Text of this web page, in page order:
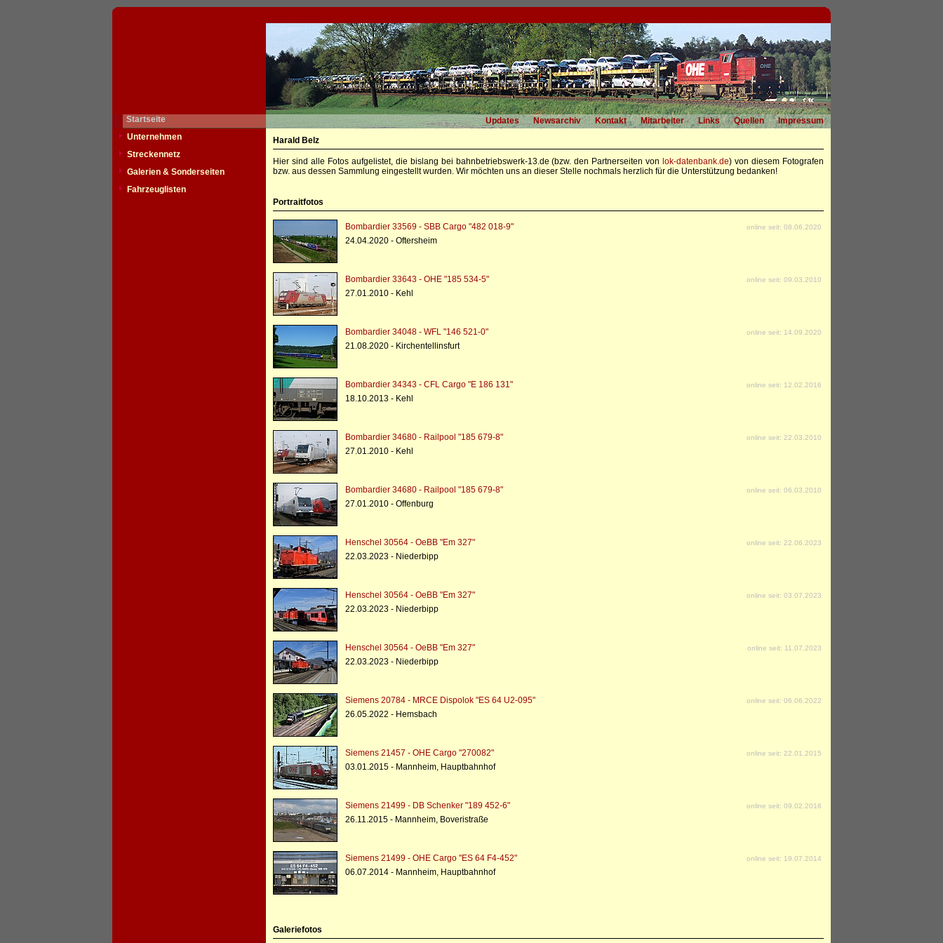
Startseite Updates Newsarchiv Kontakt Mitarbeiter Links Quellen
Impressum
Unternehmen
Streckennetz
Galerien & Sonderseiten
Fahrzeuglisten
Harald Belz
Hier sind alle Fotos aufgelistet, die bislang bei bahnbetriebswerk-13.de (bzw. den Partnerseiten von lok-datenbank.de) von diesem Fotografen
bzw. aus dessen Sammlung eingestellt wurden. Wir möchten uns an dieser Stelle nochmals herzlich für die Unterstützung bedanken!
Portraitfotos
Bombardier 33569 - SBB Cargo "482 018-9" online seit: 08.06.2020
24.04.2020 - Oftersheim
Bombardier 33643 - OHE "185 534-5" online seit: 09.03.2010
27.01.2010 - Kehl
Bombardier 34048 - WFL "146 521-0" online seit: 14.09.2020
21.08.2020 - Kirchentellinsfurt
Bombardier 34343 - CFL Cargo "E 186 131" online seit: 12.02.2016
18.10.2013 - Kehl
Bombardier 34680 - Railpool "185 679-8" online seit: 22.03.2010
27.01.2010 - Kehl
Bombardier 34680 - Railpool "185 679-8" online seit: 06.03.2010
27.01.2010 - Offenburg
Henschel 30564 - OeBB "Em 327" online seit: 22.06.2023
22.03.2023 - Niederbipp
Henschel 30564 - OeBB "Em 327" online seit: 03.07.2023
22.03.2023 - Niederbipp
Henschel 30564 - OeBB "Em 327" online seit: 11.07.2023
22.03.2023 - Niederbipp
Siemens 20784 - MRCE Dispolok "ES 64 U2-095" online seit: 06.06.2022
26.05.2022 - Hemsbach
Siemens 21457 - OHE Cargo "270082" online seit: 22.01.2015
03.01.2015 - Mannheim, Hauptbahnhof
Siemens 21499 - DB Schenker "189 452-6" online seit: 09.02.2016
26.11.2015 - Mannheim, Boveristraße
Siemens 21499 - OHE Cargo "ES 64 F4-452" online seit: 19.07.2014
06.07.2014 - Mannheim, Hauptbahnhof
Galeriefotos